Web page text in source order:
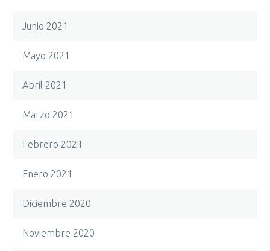
Junio 2021
Mayo 2021
Abril 2021
Marzo 2021
Febrero 2021
Enero 2021
Diciembre 2020
Noviembre 2020